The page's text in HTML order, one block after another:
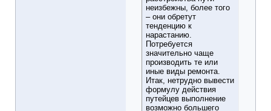
неизбежны, более того
– они обретут
тенденцию к
нарастанию.
Потребуется
значительно чаще
производить те или
иные виды ремонта.
Итак, нетрудно вывести
формулу действия
путейцев выполнение
возможно большего